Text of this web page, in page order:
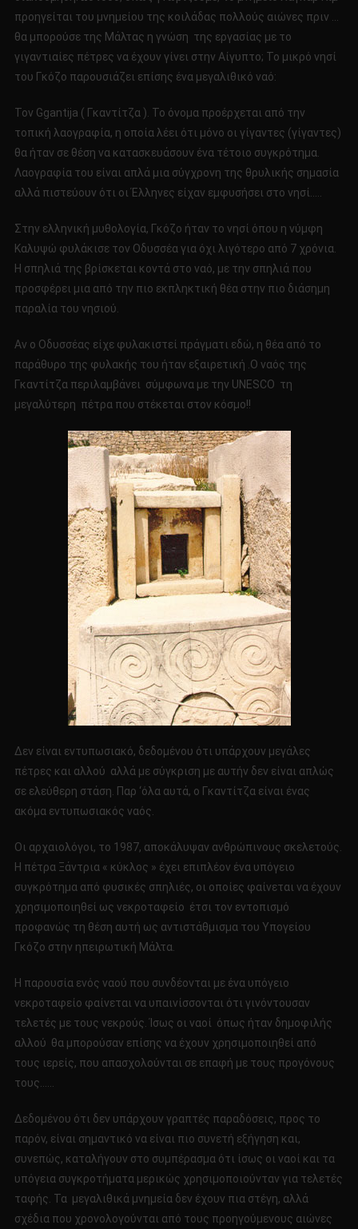
προηγείται του μνημείου της κοιλάδας πολλούς αιώνες πριν …
θα μπορούσε της Μάλτας η γνώση της εργασίας με το
γιγαντιαίες πέτρες να έχουν γίνει στην Αίγυπτο; Το μικρό νησί
του Γκόζο παρουσιάζει επίσης ένα μεγαλιθικό ναό:
Τον Ggantija ( Γκαντίτζα ). Το όνομα προέρχεται από την
τοπική λαογραφία, η οποία λέει ότι μόνο οι γίγαντες (γίγαντες)
θα ήταν σε θέση να κατασκευάσουν ένα τέτοιο συγκρότημα.
Λαογραφία του είναι απλά μια σύγχρονη της θρυλικής σημασία
αλλά πιστεύουν ότι οι Έλληνες είχαν εμφυσήσει στο νησί…..
Στην ελληνική μυθολογία, Γκόζο ήταν το νησί όπου η νύμφη
Καλυψώ φυλάκισε τον Οδυσσέα για όχι λιγότερο από 7 χρόνια.
Η σπηλιά της βρίσκεται κοντά στο ναό, με την σπηλιά που
προσφέρει μια από την πιο εκπληκτική θέα στην πιο διάσημη
παραλία του νησιού.
Αν ο Οδυσσέας είχε φυλακιστεί πράγματι εδώ, η θέα από το
παράθυρο της φυλακής του ήταν εξαιρετική .Ο ναός της
Γκαντίτζα περιλαμβάνει σύμφωνα με την UNESCO τη
μεγαλύτερη πέτρα που στέκεται στον κόσμο!!
Δεν είναι εντυπωσιακό, δεδομένου ότι υπάρχουν μεγάλες
πέτρες και αλλού αλλά με σύγκριση με αυτήν δεν είναι απλώς
σε ελεύθερη στάση. Παρ ‘όλα αυτά, ο Γκαντίτζα είναι ένας
ακόμα εντυπωσιακός ναός.
Οι αρχαιολόγοι, το 1987, αποκάλυψαν ανθρώπινους σκελετούς.
Η πέτρα Ξάντρια « κύκλος » έχει επιπλέον ένα υπόγειο
συγκρότημα από φυσικές σπηλιές, οι οποίες φαίνεται να έχουν
χρησιμοποιηθεί ως νεκροταφείο έτσι τον εντοπισμό
προφανώς τη θέση αυτή ως αντιστάθμισμα του Υπογείου
Γκόζο στην ηπειρωτική Μάλτα.
Η παρουσία ενός ναού που συνδέονται με ένα υπόγειο
νεκροταφείο φαίνεται να υπαινίσσονται ότι γινόντουσαν
τελετές με τους νεκρούς. Ίσως οι ναοί όπως ήταν δημοφιλής
αλλού θα μπορούσαν επίσης να έχουν χρησιμοποιηθεί από
τους ιερείς, που απασχολούνται σε επαφή με τους προγόνους
τους……
Δεδομένου ότι δεν υπάρχουν γραπτές παραδόσεις, προς το
παρόν, είναι σημαντικό να είναι πιο συνετή εξήγηση και,
συνεπώς, καταλήγουν στο συμπέρασμα ότι ίσως οι ναοί και τα
υπόγεια συγκροτήματα μερικώς χρησιμοποιούνταν για τελετές
ταφής. Τα μεγαλιθικά μνημεία δεν έχουν πια στέγη, αλλά
σχέδια που χρονολογούνται από τους προηγούμενους αιώνες